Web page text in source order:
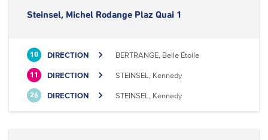
Steinsel, Michel Rodange Plaz Quai 1
10 DIRECTION BERTRANGE, Belle Étoile
11 DIRECTION STEINSEL, Kennedy
26 DIRECTION STEINSEL, Kennedy